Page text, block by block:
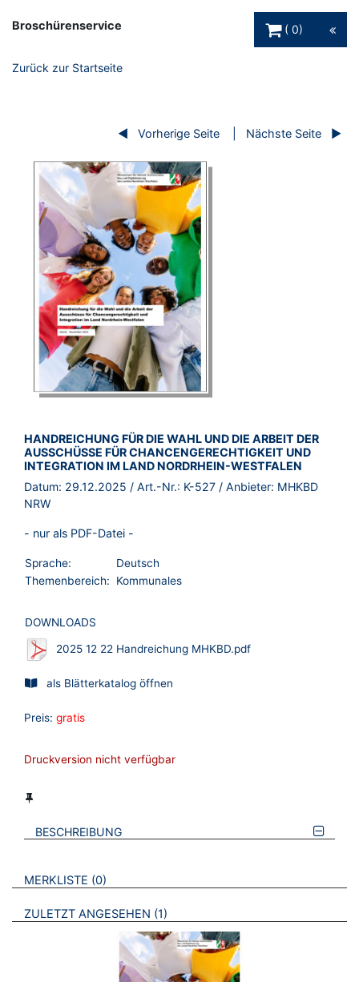
Broschürenservice
0
Zurück zur Startseite
Vorherige Seite Nächste Seite
BROSCHÜRE:
HANDREICHUNG FÜR DIE WAHL UND DIE ARBEIT DER
AUSSCHÜSSE FÜR CHANCENGERECHTIGKEIT UND
INTEGRATION IM LAND NORDRHEIN-WESTFALEN
Datum: 29.12.2025 / Art.-Nr.: K-527 / Anbieter: MHKBD
NRW
- nur als PDF-Datei -
Sprache:
Deutsch
Themenbereich:
Kommunales
DOWNLOADS
2025 12 22 Handreichung MHKBD.pdf
als Blätterkatalog öffnen
Preis: gratis
Druckversion nicht verfügbar
BESCHREIBUNG
VERWEISE AUF VERMERKTE- ODER ZULETZT ANGESEHENE
MERKLISTE 0 BROSCHÜREN
ZULETZT ANGESEHEN 1 BROSCHÜREN